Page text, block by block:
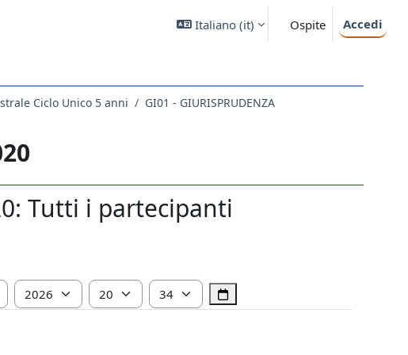
Italiano ‎(it)‎ Ospite Accedi
Ciclo Unico 5 anni
GI01 - GIURISPRUDENZA
Tutti i partecipanti
Anno Ora Minuto